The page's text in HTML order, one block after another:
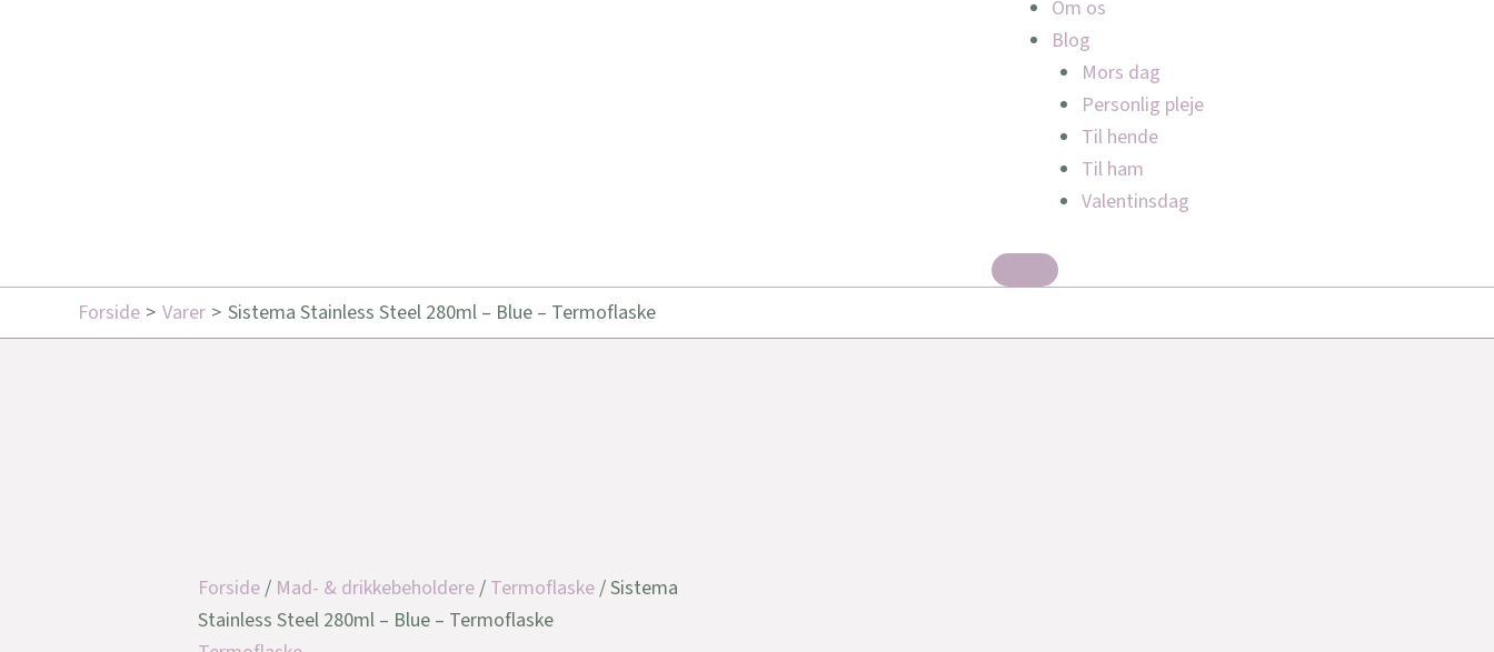
Om os
Blog
Mors dag
Personlig pleje
Til hende
Til ham
Valentinsdag
Forside Varer Sistema Stainless Steel 280ml – Blue – Termoflaske
Forside/ Mad- & drikkebeholdere/ Termoflaske/ Sistema
Stainless Steel 280ml – Blue – Termoflaske